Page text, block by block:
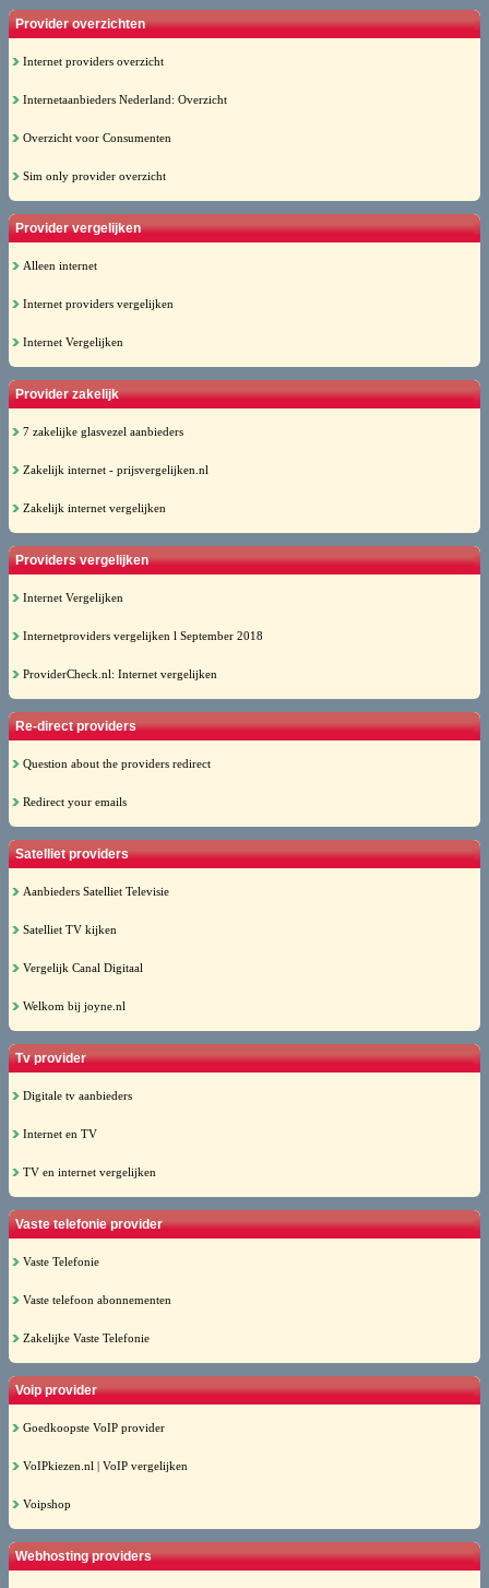
Provider overzichten
Internet providers overzicht
Internetaanbieders Nederland: Overzicht
Overzicht voor Consumenten
Sim only provider overzicht
Provider vergelijken
Alleen internet
Internet providers vergelijken
Internet Vergelijken
Provider zakelijk
7 zakelijke glasvezel aanbieders
Zakelijk internet - prijsvergelijken.nl
Zakelijk internet vergelijken
Providers vergelijken
Internet Vergelijken
Internetproviders vergelijken l September 2018
ProviderCheck.nl: Internet vergelijken
Re-direct providers
Question about the providers redirect
Redirect your emails
Satelliet providers
Aanbieders Satelliet Televisie
Satelliet TV kijken
Vergelijk Canal Digitaal
Welkom bij joyne.nl
Tv provider
Digitale tv aanbieders
Internet en TV
TV en internet vergelijken
Vaste telefonie provider
Vaste Telefonie
Vaste telefoon abonnementen
Zakelijke Vaste Telefonie
Voip provider
Goedkoopste VoIP provider
VoIPkiezen.nl | VoIP vergelijken
Voipshop
Webhosting providers